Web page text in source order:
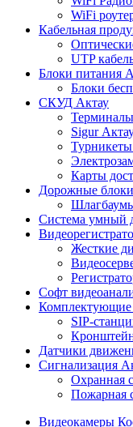
WiFi
Кабельная
UTP
Блоки питания
Блоки
СКУД Актау
Sigur
Карты
Дорожные
Система умный
Жесткие
Софт
Комплектующие
SIP-
Датчики
Сигнализация
Охранная
Пожарная
Видеокамеры